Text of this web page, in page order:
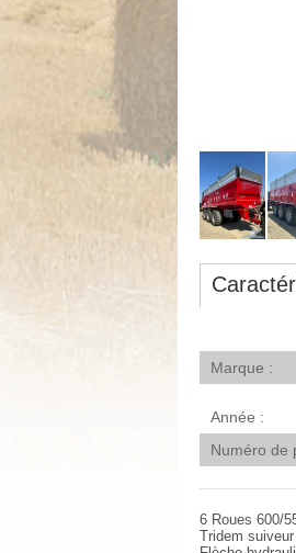
Marque
Année
Numéro de
6 Roues 600/
Tridem suiveur